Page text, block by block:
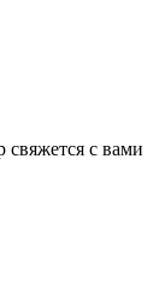
с вами